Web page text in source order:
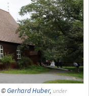
©Gerhard Huber, under